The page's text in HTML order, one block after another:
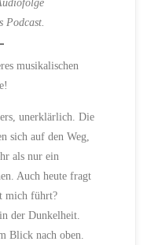
Podcast.
musikalischen
unerklärlich. Die
sich auf den Weg,
als nur ein
Auch heute fragt
mich führt?
der Dunkelheit.
Blick nach oben.